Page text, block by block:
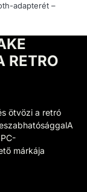
adapterét –
RETRO
ötvözi a retró
márkája